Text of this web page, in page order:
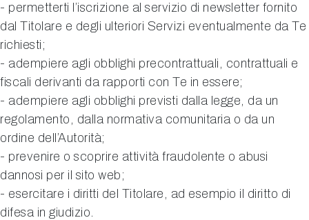
- permetterti l’iscrizione al servizio di newsletter fornito
dal Titolare e degli ulteriori Servizi eventualmente da Te
richiesti;
- adempiere agli obblighi precontrattuali, contrattuali e
fiscali derivanti da rapporti con Te in essere;
- adempiere agli obblighi previsti dalla legge, da un
regolamento, dalla normativa comunitaria o da un
ordine dell’Autorità;
- prevenire o scoprire attività fraudolente o abusi
dannosi per il sito web;
- esercitare i diritti del Titolare, ad esempio il diritto di
difesa in giudizio.